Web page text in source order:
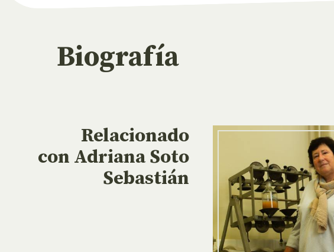
Biografía
Relacionado
con Adriana Soto
Sebastián